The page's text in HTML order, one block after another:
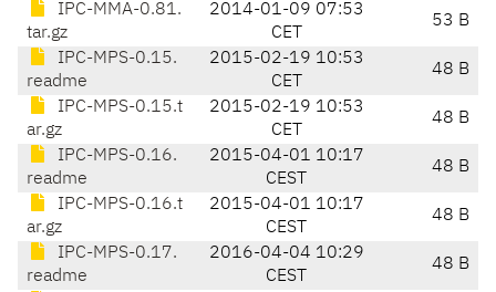
IPC-MMA-0.81.
tar.gz
2014-01-09 07:53
CET
53 B
IPC-MPS-0.15.
readme
2015-02-19 10:53
CET
48 B
IPC-MPS-0.15.t
ar.gz
2015-02-19 10:53
CET
48 B
IPC-MPS-0.16.
readme
2015-04-01 10:17
CEST
48 B
IPC-MPS-0.16.t
ar.gz
2015-04-01 10:17
CEST
48 B
IPC-MPS-0.17.
readme
2016-04-04 10:29
CEST
48 B